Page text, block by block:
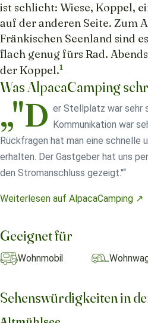
ist schlicht: Wiese, Koppel,
auf der anderen Seite. Zum
Fränkischen Seenland sind
flach genug fürs Rad.
der Koppel.1
Was AlpacaCamping
„"D er Stellplatz war sehr
Kommunikation war
Rückfragen hat man eine schnelle
erhalten. Der Gastgeber hat uns
den Stromanschluss gezeigt."“
Weiterlesen auf AlpacaCamping ↗
Geeignet für
Wohnmobil
Sehenswürdigkeiten in